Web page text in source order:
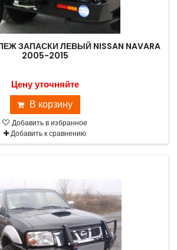
ЗАПАСКИ ЛЕВЫЙ NISSAN NAVARA
2005-2015
Цену уточняйте
В корзину
Добавить в избранное
Добавить к сравнению